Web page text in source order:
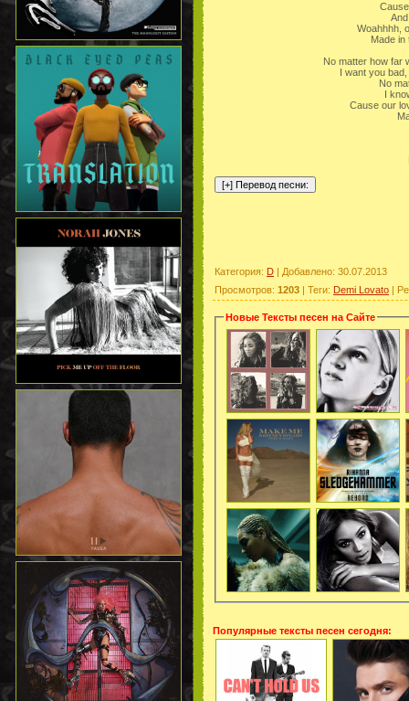
Woahhhh,
Made in
No matter how far
I want you
No
I
Cause our
Категория: D Добавлено: 30.07.2013
Просмотров: 1203 Теги: Demi Lovato
Новые Тексты песен на Сайте
Популярные тексты песен сегодня: